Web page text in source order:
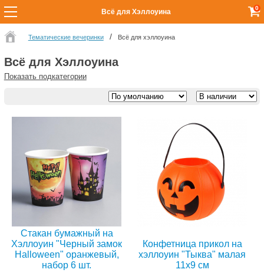
Тематические вечеринки Всё для хэллоуина
Всё для Хэллоуина
Показать подкатегории
Стакан бумажный на
Хэллоуин "Черный замок
Halloween" оранжевый,
набор 6 шт.
Конфетница прикол на
хэллоуин "Тыква" малая
11x9 см
Всё для Хэллоуина 0